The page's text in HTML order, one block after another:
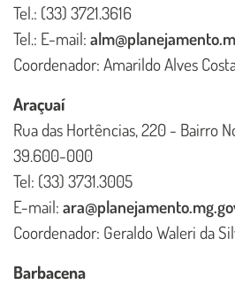
Tel.: (33) 3721.3616
Tel.: E-mail:
Coordenador: Amarildo Alves
Araçuaí
Rua das Hortências, 220 - Bairro
39.600-000
Tel: (33) 3731.3005
E-mail:
Coordenador: Geraldo Waleri da
Barbacena